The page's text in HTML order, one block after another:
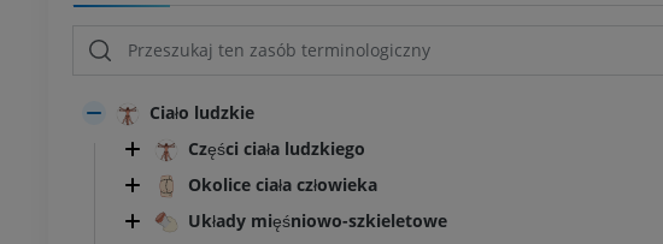
Ciało ludzkie
Części ciała ludzkiego
Okolice ciała człowieka
Układy mięśniowo-szkieletowe